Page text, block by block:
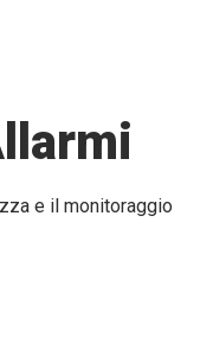
e il monitoraggio